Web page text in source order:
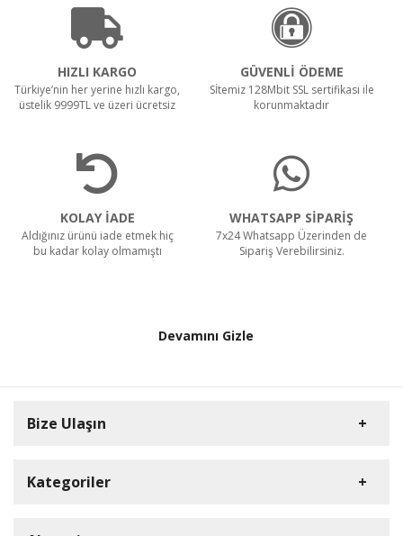
HIZLI KARGO
Türkiye’nin her yerine hızlı kargo,
üstelik 9999TL ve üzeri ücretsiz
GÜVENLİ ÖDEME
Sİtemiz 128Mbit SSL sertifikası ile
korunmaktadır
KOLAY İADE
Aldığınız ürünü iade etmek hiç
bu kadar kolay olmamıştı
WHATSAPP SİPARİŞ
7x24 Whatsapp Üzerinden de
Sipariş Verebilirsiniz.
Devamını Gizle
Bize Ulaşın
Kategoriler